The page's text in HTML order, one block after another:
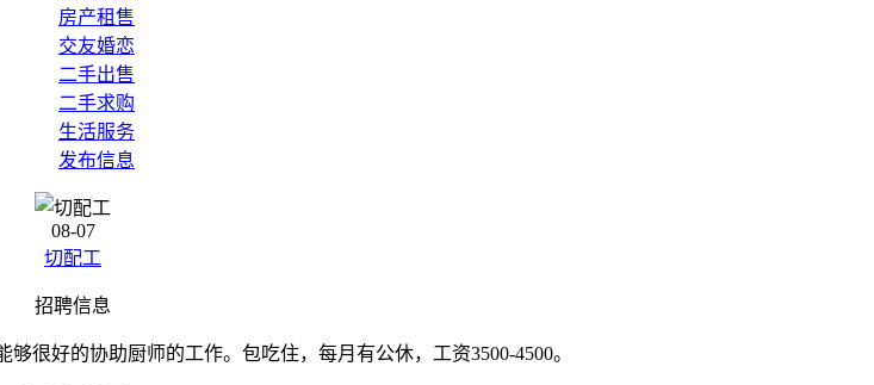
房产租售
交友婚恋
二手出售
二手求购
生活服务
发布信息
08-07
切配工
招聘信息
很好的协助厨师的工作。包吃住，每月有公休，工资3500-4500。